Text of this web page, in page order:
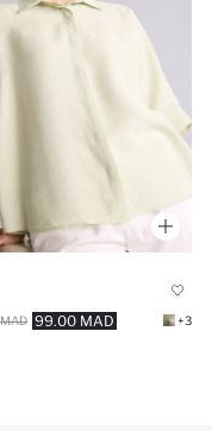
99.00 MAD +3